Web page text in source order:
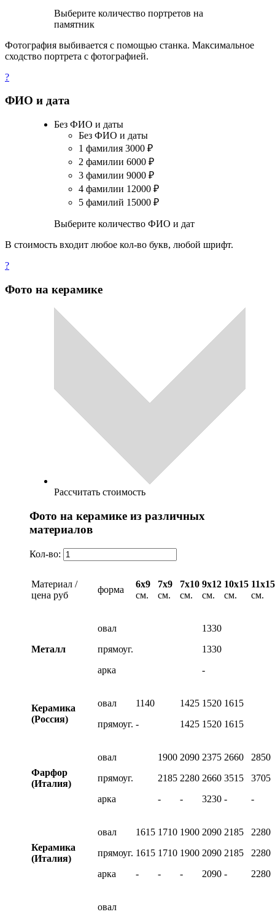
Выберите количество портретов на
памятник
Фотография выбивается с помощью станка. Максимальное
сходство портрета с фотографией.
?
ФИО и дата
Без ФИО и даты
Без ФИО и даты
1 фамилия 3000 ₽
2 фамилии 6000 ₽
3 фамилии 9000 ₽
4 фамилии 12000 ₽
5 фамилий 15000 ₽
Выберите количество ФИО и дат
В стоимость входит любое кол-во букв, любой шрифт.
?
Фото на керамике
Рассчитать стоимость
Фото на керамике из различных
материалов
Кол-во:
Материал /
цена руб
форма
6х9
см.
7х9
см.
7х10
см.
9х12
см.
10х15
см.
11х15
см.
Металл
овал
прямоуг.
арка
1330
1330
-
Керамика
(Россия)
овал
прямоуг.
1140
-
1425
1425
1520
1520
1615
1615
Фарфор
(Италия)
овал
прямоуг.
арка
1900
2185
-
2090
2280
-
2375
2660
3230
2660
3515
-
2850
3705
-
Керамика
(Италия)
овал
прямоуг.
арка
1615
1615
-
1710
1710
-
1900
1900
-
2090
2090
2090
2185
2185
-
2280
2280
2280
овал